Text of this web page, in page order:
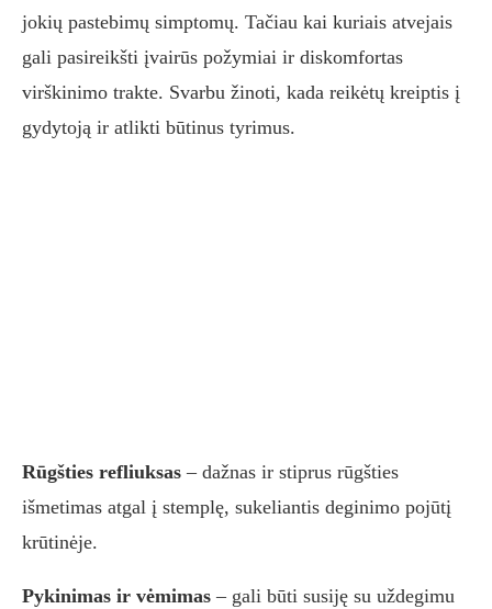
jokių pastebimų simptomų. Tačiau kai kuriais atvejais
gali pasireikšti įvairūs požymiai ir diskomfortas
virškinimo trakte. Svarbu žinoti, kada reikėtų kreiptis į
gydytoją ir atlikti būtinus tyrimus.
Rūgšties refliuksas – dažnas ir stiprus rūgšties
išmetimas atgal į stemplę, sukeliantis deginimo pojūtį
krūtinėje.
Pykinimas ir vėmimas – gali būti susiję su uždegimu